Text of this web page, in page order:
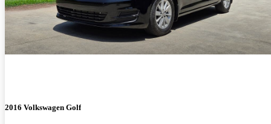
2016 Volkswagen Golf